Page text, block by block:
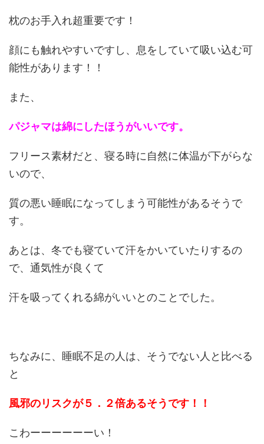
枕のお手入れ超重要です！
顔にも触れやすいですし、息をしていて吸い込む可
能性があります！！
また、
パジャマは綿にしたほうがいいです。
フリース素材だと、寝る時に自然に体温が下がらな
いので、
質の悪い睡眠になってしまう可能性があるそうで
す。
あとは、冬でも寝ていて汗をかいていたりするの
で、通気性が良くて
汗を吸ってくれる綿がいいとのことでした。
ちなみに、睡眠不足の人は、そうでない人と比べる
と
風邪のリスクが５．２倍あるそうです！！
こわーーーーーーい！